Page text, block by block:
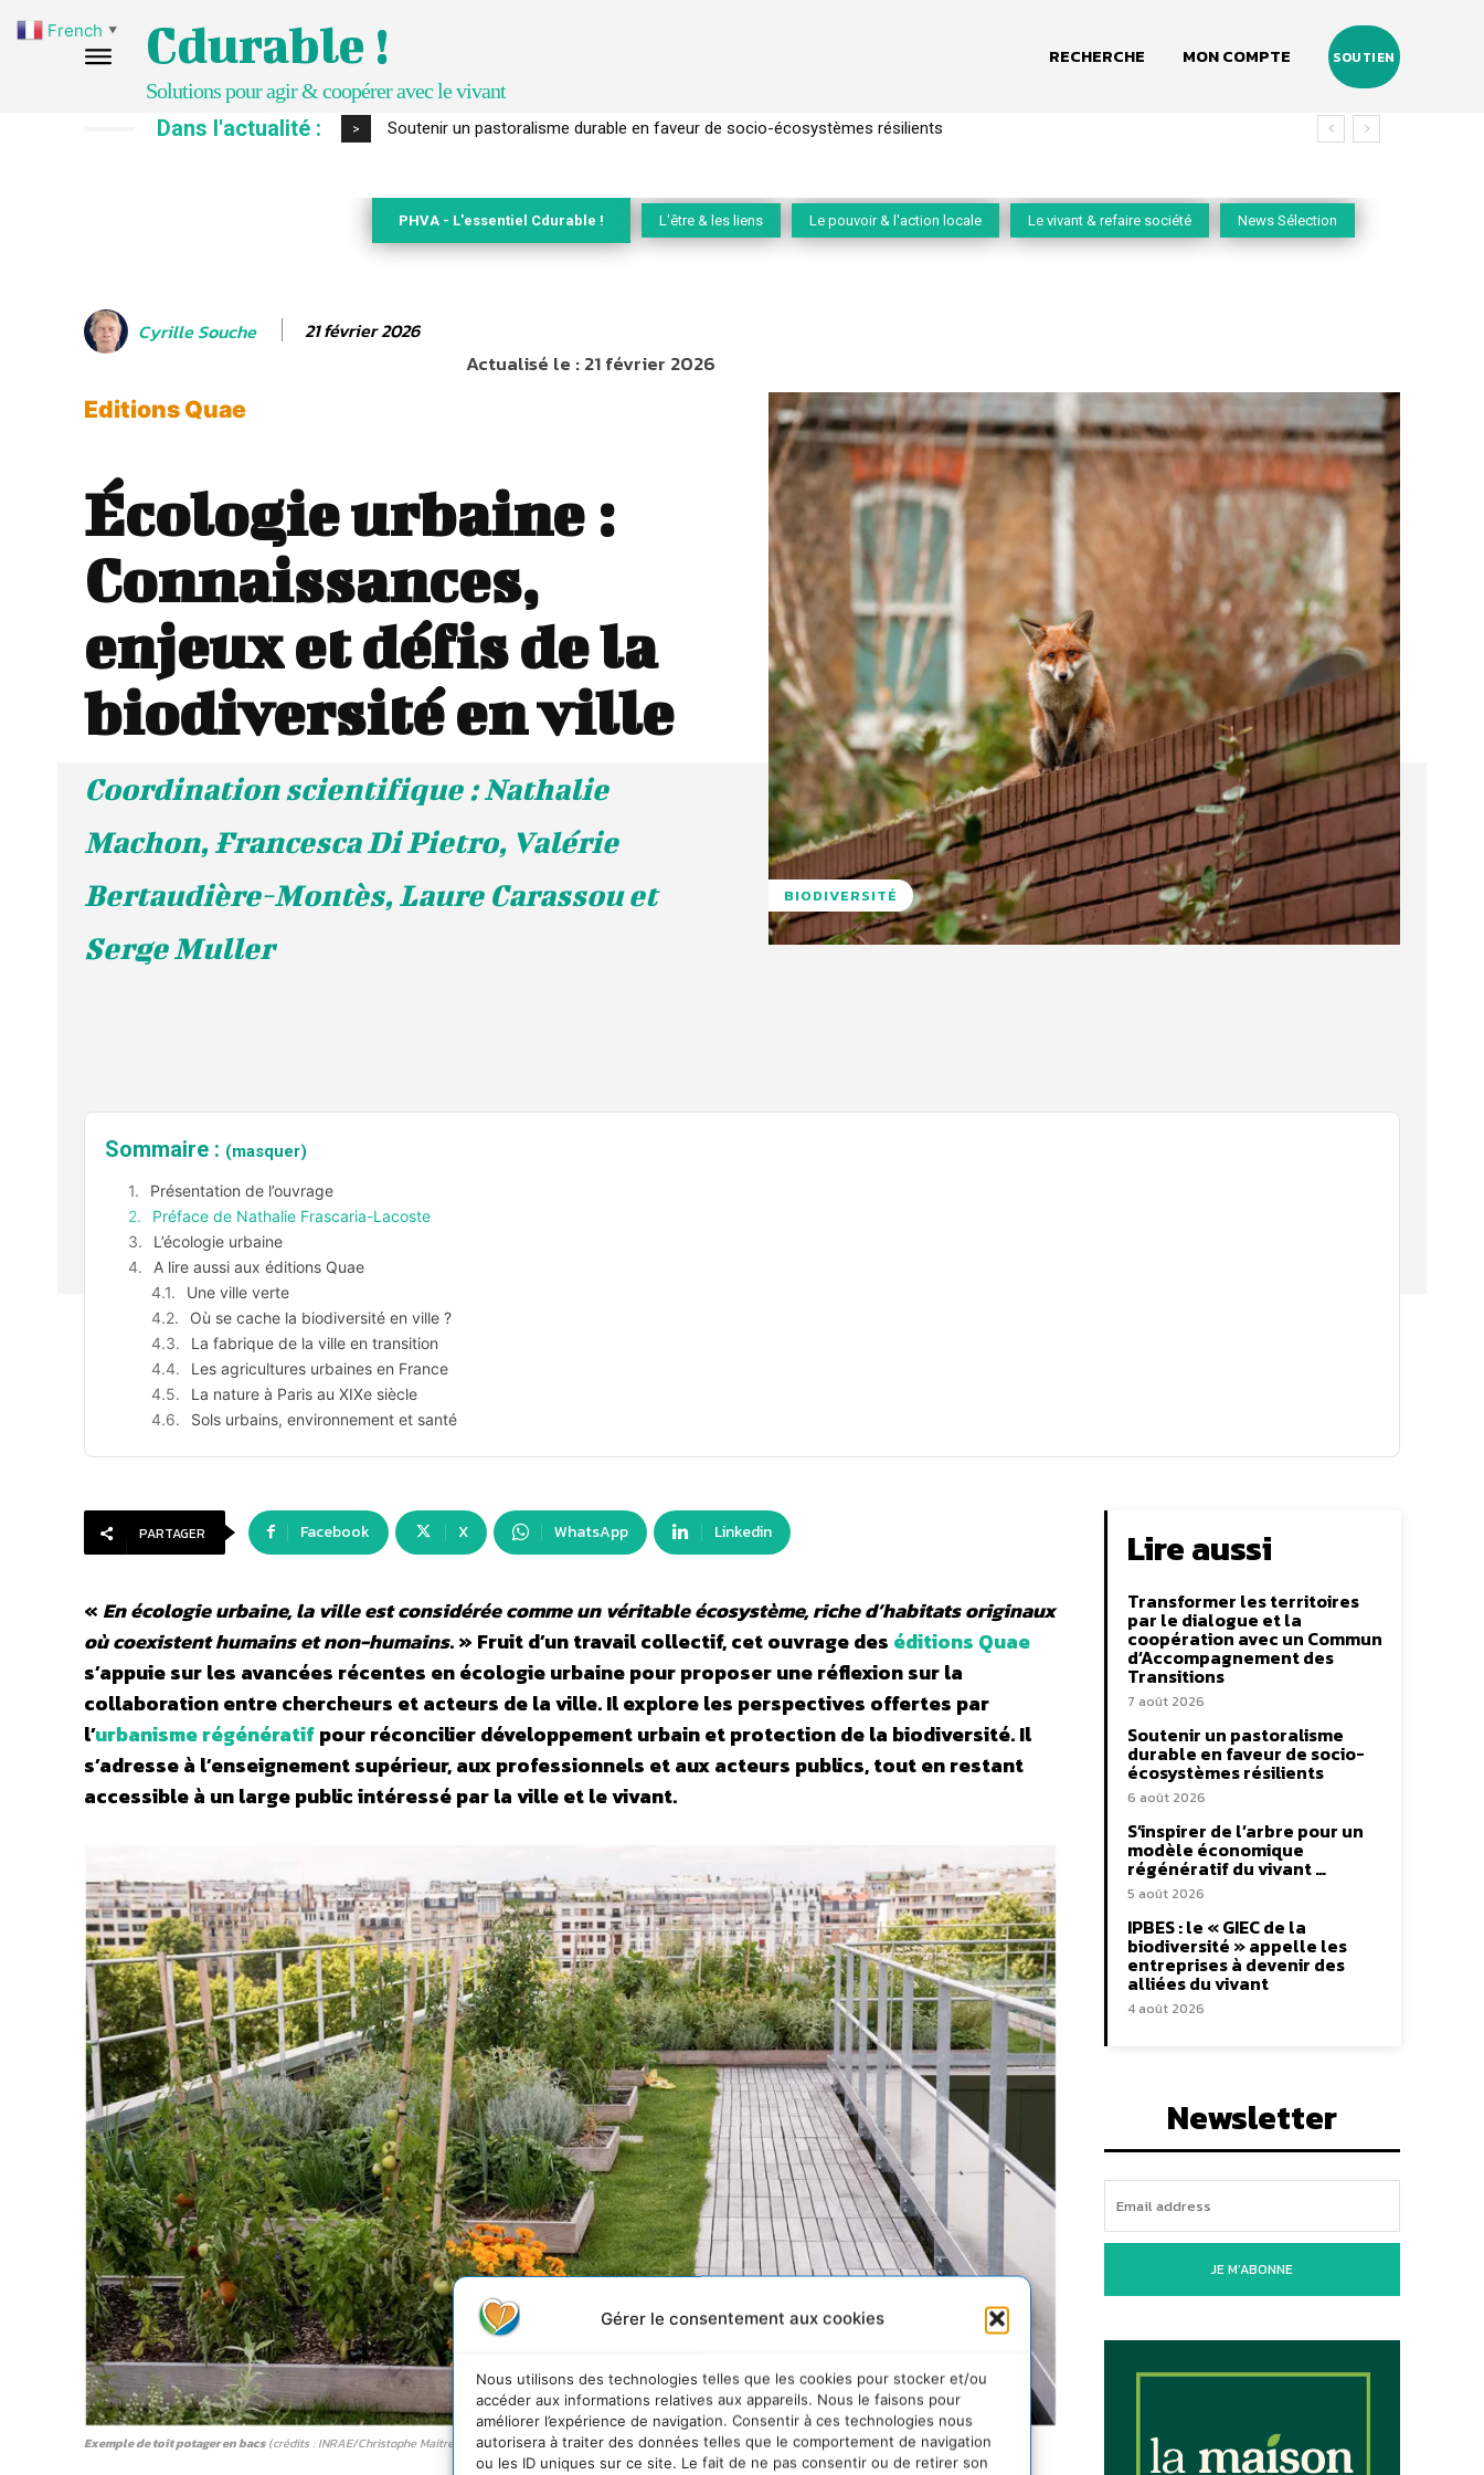
Gérer le consentement aux cookies
Nous utilisons des technologies telles que les cookies pour stocker et/ou
accéder aux informations relatives aux appareils. Nous le faisons pour
améliorer l’expérience de navigation. Consentir à ces technologies nous
autorisera à traiter des données telles que le comportement de navigation
ou les ID uniques sur ce site. Le fait de ne pas consentir ou de retirer son
Cdurable !
Solutions pour agir & coopérer avec le vivant
RECHERCHE MON COMPTE SOUTIEN
Dans l'actualité : > S’inspirer de l’arbre pour un modèle économique régénératif du vivant …
PHVA - L'essentiel Cdurable ! L'être & les liens Le pouvoir & l'action locale Le vivant & refaire société News Sélection
Cyrille Souche 21 février 2026
Actualisé le :21 février 2026
Editions Quae
Écologie urbaine :
Connaissances,
enjeux et défis de la
biodiversité en ville
Coordination scientifique : Nathalie
Machon, Francesca Di Pietro, Valérie
Bertaudière-Montès, Laure Carassou et
Serge Muller
BIODIVERSITÉ
Sommaire : (masquer)
Présentation de l’ouvrage
Préface de Nathalie Frascaria-Lacoste
L’écologie urbaine
A lire aussi aux éditions Quae
Une ville verte
Où se cache la biodiversité en ville ?
La fabrique de la ville en transition
Les agricultures urbaines en France
La nature à Paris au XIXe siècle
Sols urbains, environnement et santé
PARTAGER Facebook X WhatsApp Linkedin
« En écologie urbaine, la ville est considérée comme un véritable écosystème, riche d’habitats originaux
où coexistent humains et non-humains. » Fruit d’un travail collectif, cet ouvrage des éditions Quae
s’appuie sur les avancées récentes en écologie urbaine pour proposer une réflexion sur la
collaboration entre chercheurs et acteurs de la ville. Il explore les perspectives offertes par
l’urbanisme régénératifpour réconcilier développement urbain et protection de la biodiversité. Il
s’adresse à l’enseignement supérieur, aux professionnels et aux acteurs publics, tout en restant
accessible à un large public intéressé par la ville et le vivant.
Exemple de toit potager en bacs(crédits : INRAE/Christophe Maitre).
Lire aussi
Transformer les territoires
par le dialogue et la
coopération avec un Commun
d’Accompagnement des
Transitions
7 août 2026
Soutenir un pastoralisme
durable en faveur de socio-
écosystèmes résilients
6 août 2026
S’inspirer de l’arbre pour un
modèle économique
régénératif du vivant …
5 août 2026
IPBES : le « GIEC de la
biodiversité » appelle les
entreprises à devenir des
alliées du vivant
4 août 2026
Newsletter
JE M'ABONNE
French ▼